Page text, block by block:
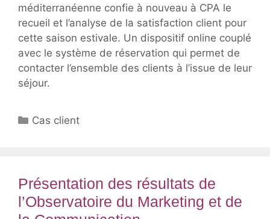
méditerranéenne confie à nouveau à CPA le
recueil et l’analyse de la satisfaction client pour
cette saison estivale. Un dispositif online couplé
avec le système de réservation qui permet de
contacter l’ensemble des clients à l’issue de leur
séjour.
Catégories
Cas client
Présentation des résultats de
l’Observatoire du Marketing et de